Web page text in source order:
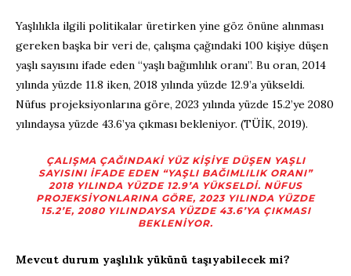
Yaşlılıkla ilgili politikalar üretirken yine göz önüne alınması
gereken başka bir veri de, çalışma çağındaki 100 kişiye düşen
yaşlı sayısını ifade eden “yaşlı bağımlılık oranı”. Bu oran, 2014
yılında yüzde 11.8 iken, 2018 yılında yüzde 12.9’a yükseldi.
Nüfus projeksiyonlarına göre, 2023 yılında yüzde 15.2’ye 2080
yılındaysa yüzde 43.6’ya çıkması bekleniyor. (TÜİK, 2019).
ÇALIŞMA ÇAĞINDAKI YÜZ KIŞIYE DÜŞEN YAŞLI
SAYISINI IFADE EDEN “YAŞLI BAĞIMLILIK ORANI”
2018 YILINDA YÜZDE 12.9’A YÜKSELDI. NÜFUS
PROJEKSIYONLARINA GÖRE, 2023 YILINDA YÜZDE
15.2’E, 2080 YILINDAYSA YÜZDE 43.6’YA ÇIKMASI
BEKLENIYOR.
Mevcut durum yaşlılık yükünü taşıyabilecek mi?